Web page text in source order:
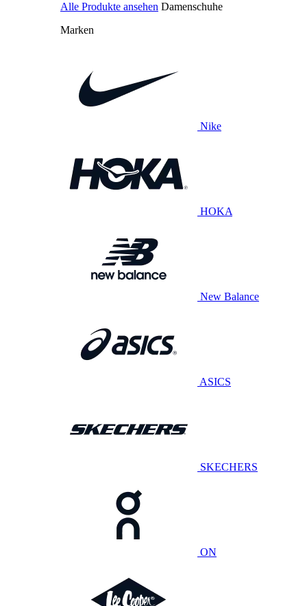
Alle Produkte ansehen Damenschuhe
Marken
Nike
HOKA
New Balance
ASICS
SKECHERS
ON